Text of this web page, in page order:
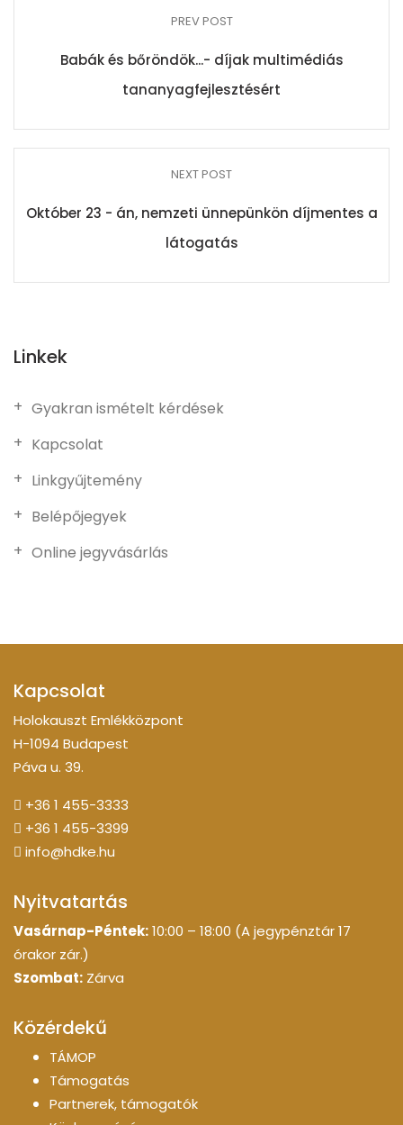
PREV POST
Babák és bőröndök...- díjak multimédiás
tananyagfejlesztésért
NEXT POST
Október 23 - án, nemzeti ünnepünkön díjmentes a
látogatás
Linkek
Gyakran ismételt kérdések
Kapcsolat
Linkgyűjtemény
Belépőjegyek
Online jegyvásárlás
Kapcsolat
Holokauszt Emlékközpont
H-1094 Budapest
Páva u. 39.
+36 1 455-3333
+36 1 455-3399
info@hdke.hu
Nyitvatartás
Vasárnap-Péntek:10:00 – 18:00 (A jegypénztár 17
órakor zár.)
Szombat: Zárva
Közérdekű
TÁMOP
Támogatás
Partnerek, támogatók